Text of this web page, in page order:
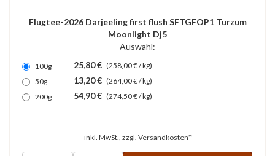
Flugtee-2026 Darjeeling first flush SFTGFOP1 Turzum
Moonlight Dj5
Auswahl:
100g 25,80 € (258,00 € / kg)
50g
13,20 € (264,00 € / kg)
200g
54,90 € (274,50 € / kg)
inkl. MwSt., zzgl. Versandkosten*